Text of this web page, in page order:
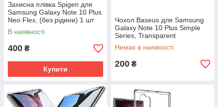
Захисна плівка Spigen для
Samsung Galaxy Note 10 Plus
Neo Flex, (без рідини) 1 шт
(627FL27294)
В наявності
400 ₴
Купити
Чохол Baseus для Samsung
Galaxy Note 10 Plus Simple
Series, Transparent
(ARSANOTE10P-02)
Немає в наявності
200 ₴